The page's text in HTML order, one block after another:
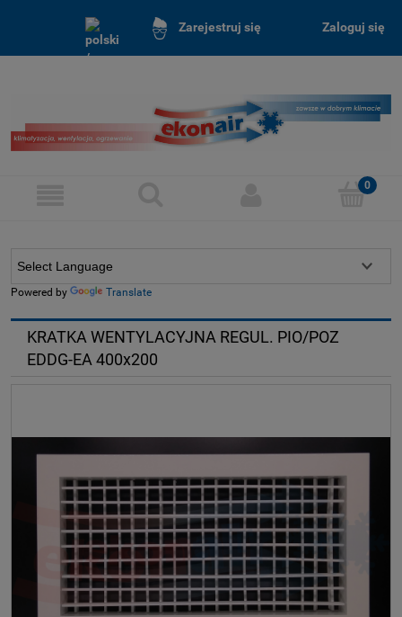
Zarejestruj się Zaloguj się
Powered by Translate
KRATKA WENTYLACYJNA REGUL. PIO/POZ
EDDG-EA 400x200